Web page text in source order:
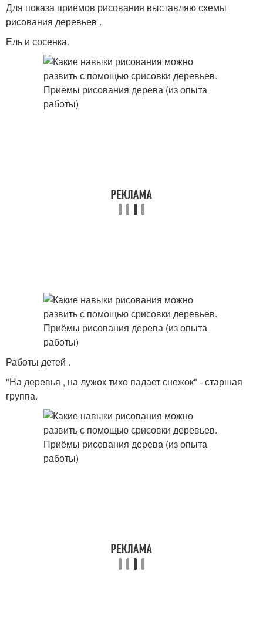
Для показа приёмов рисования выставляю схемы
рисования деревьев .
Ель и сосенка.
Работы детей .
"На деревья , на лужок тихо падает снежок" - старшая
группа.